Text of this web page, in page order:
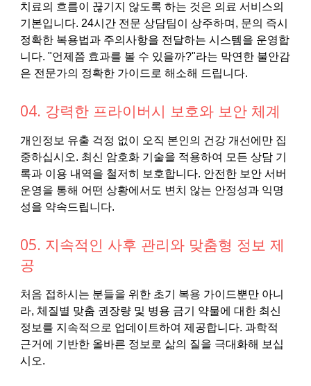
치료의 흐름이 끊기지 않도록 하는 것은 의료 서비스의
기본입니다. 24시간 전문 상담팀이 상주하며, 문의 즉시
정확한 복용법과 주의사항을 전달하는 시스템을 운영합
니다. "언제쯤 효과를 볼 수 있을까?"라는 막연한 불안감
은 전문가의 정확한 가이드로 해소해 드립니다.
04. 강력한 프라이버시 보호와 보안 체계
개인정보 유출 걱정 없이 오직 본인의 건강 개선에만 집
중하십시오. 최신 암호화 기술을 적용하여 모든 상담 기
록과 이용 내역을 철저히 보호합니다. 안전한 보안 서버
운영을 통해 어떤 상황에서도 변치 않는 안정성과 익명
성을 약속드립니다.
05. 지속적인 사후 관리와 맞춤형 정보 제
공
처음 접하시는 분들을 위한 초기 복용 가이드뿐만 아니
라, 체질별 맞춤 권장량 및 병용 금기 약물에 대한 최신
정보를 지속적으로 업데이트하여 제공합니다. 과학적
근거에 기반한 올바른 정보로 삶의 질을 극대화해 보십
시오.